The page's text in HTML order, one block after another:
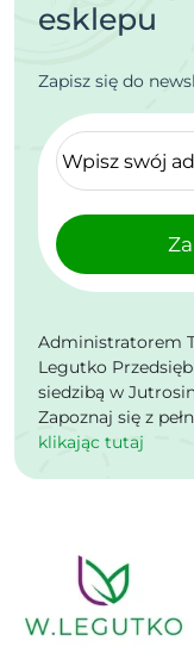
esklepu
Zapisz się do
Administratorem
Legutko
siedzibą w
Zapoznaj się z
klikając tutaj